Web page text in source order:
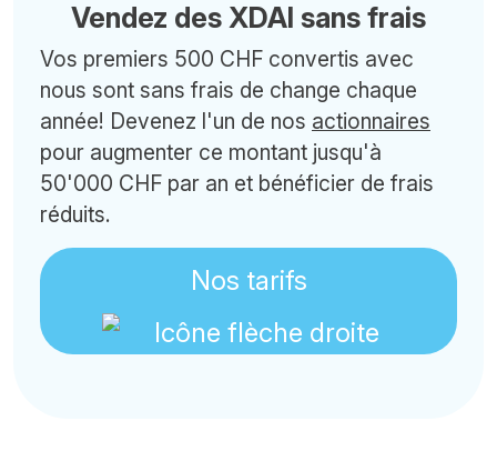
Vendez des XDAI sans frais
Vos premiers 500 CHF convertis avec
nous sont sans frais de change chaque
année! Devenez l'un de nos actionnaires
pour augmenter ce montant jusqu'à
50'000 CHF par an et bénéficier de frais
réduits.
Nos tarifs